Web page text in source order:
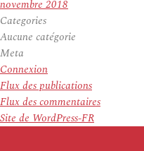
novembre 2018
Categories
Aucune catégorie
Meta
Connexion
Flux des publications
Flux des commentaires
Site de WordPress-FR